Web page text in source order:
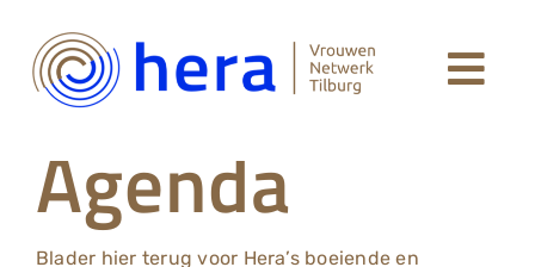
naar
inhoud
Leden Hera Netwerk
Agenda
Blader hier terug voor Hera’s boeiende en